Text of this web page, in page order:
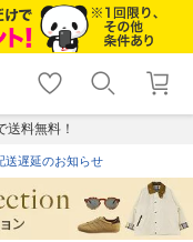
shopping_cart lock_outline
ログイン
料無料！
送遅延のお知らせ